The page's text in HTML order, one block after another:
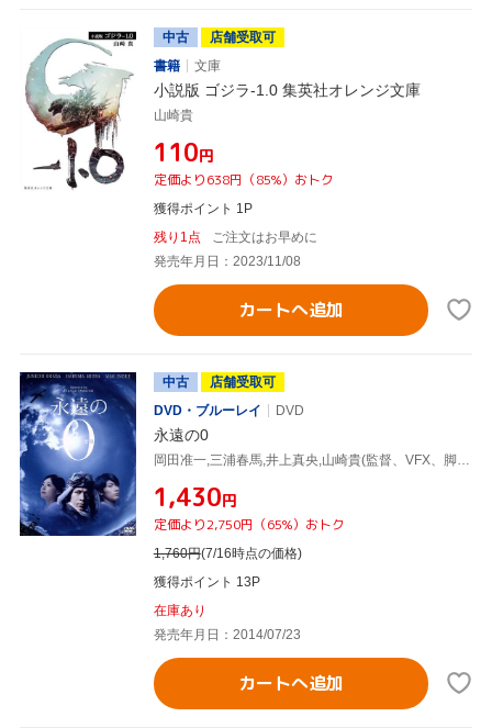
中古
店舗受取可
書籍
文庫
小説版 ゴジラ-1.0 集英社オレンジ文庫
山崎貴
¥110円
定価より638円（85%）おトク
獲得ポイント 1P
残り1点
ご注文はお早めに
発売年月日：2023/11/08
カートへ追加
中古
店舗受取可
DVD・ブルーレイ
DVD
永遠の0
¥1,430円
定価より2,750円（65%）おトク
1,760円(7/16時点の価格)
獲得ポイント 13P
在庫あり
発売年月日：2014/07/23
カートへ追加